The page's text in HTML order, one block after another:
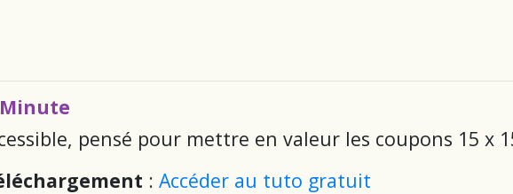
pensé pour mettre en valeur les coupons 15 x
: Accéder au tuto gratuit